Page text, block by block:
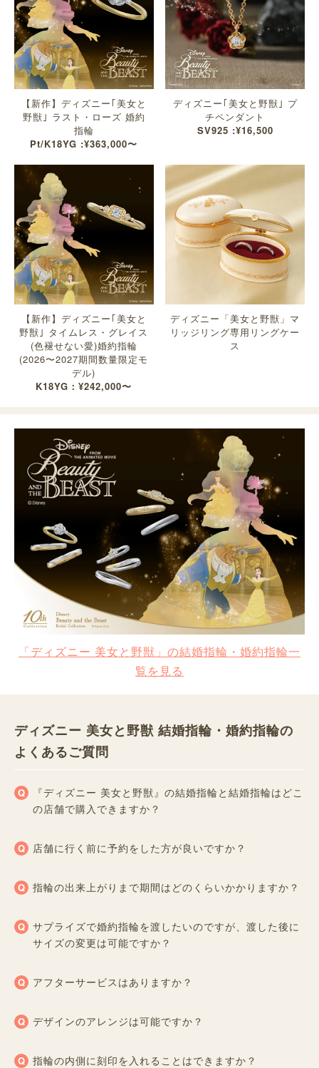
【新作】ディズニー｢美女と
野獣｣ ラスト・ローズ 婚約
指輪
Pt/K18YG :¥363,000〜
ディズニー｢美女と野獣｣ プ
チペンダント
SV925 :¥16,500
【新作】ディズニー｢美女と
野獣｣ タイムレス・グレイス
(色褪せない愛)婚約指輪
(2026〜2027期間数量限定モ
デル)
K18YG：¥242,000〜
ディズニー「美女と野獣」マ
リッジリング専用リングケー
ス
「ディズニー 美女と野獣」の結婚指輪・婚約指輪一
覧を見る
ディズニー 美女と野獣 結婚指輪・婚約指輪の
よくあるご質問
『ディズニー 美女と野獣』の結婚指輪と結婚指輪はどこ
の店舗で購入できますか？
店舗に行く前に予約をした方が良いですか？
指輪の出来上がりまで期間はどのくらいかかりますか？
サプライズで婚約指輪を渡したいのですが、渡した後に
サイズの変更は可能ですか？
アフターサービスはありますか？
デザインのアレンジは可能ですか？
指輪の内側に刻印を入れることはできますか？